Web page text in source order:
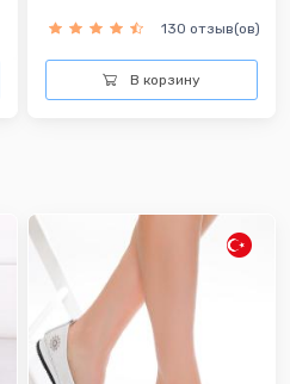
130 отзыв(ов)
В корзину